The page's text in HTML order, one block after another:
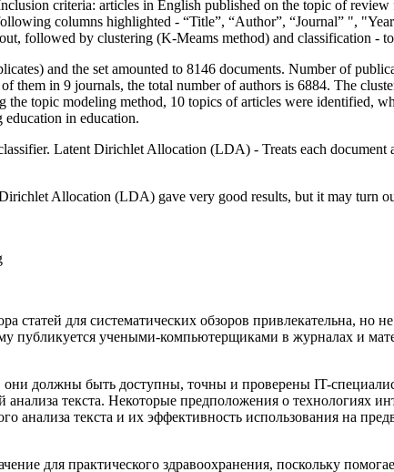
criteria: articles in English published on the topic of
columns highlighted - “Title”, “Author”, “Journal” ",
followed by clustering (K-Meams method) and classification
and the set amounted to 8146 documents. Number of
them in 9 journals, the total number of authors is 6884. The
topic modeling method, 10 topics of articles were identified,
in education.
Latent Dirichlet Allocation (LDA) - Treats each
Allocation (LDA) gave very good results, but it may turn
статей для систематических обзоров привлекательна, но
публикуется учеными-компьютерщиками в журналах и
должны быть доступны, точны и проверены IT-
текста. Некоторые предположения о технологиях
анализа текста и их эффективность использования на
для практического здравоохранения, поскольку